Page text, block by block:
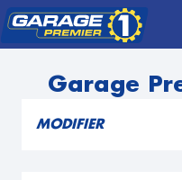
Garage
MODIFIER